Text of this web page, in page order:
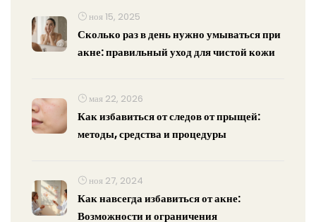
ноя 15, 2025
Сколько раз в день нужно умываться при
акне: правильный уход для чистой кожи
мая 22, 2026
Как избавиться от следов от прыщей:
методы, средства и процедуры
ноя 27, 2024
Как навсегда избавиться от акне:
Возможности и ограничения